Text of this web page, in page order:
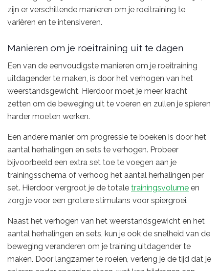
zijn er verschillende manieren om je roeitraining te
variëren en te intensiveren.
Manieren om je roeitraining uit te dagen
Een van de eenvoudigste manieren om je roeitraining
uitdagender te maken, is door het verhogen van het
weerstandsgewicht. Hierdoor moet je meer kracht
zetten om de beweging uit te voeren en zullen je spieren
harder moeten werken.
Een andere manier om progressie te boeken is door het
aantal herhalingen en sets te verhogen. Probeer
bijvoorbeeld een extra set toe te voegen aan je
trainingsschema of verhoog het aantal herhalingen per
set. Hierdoor vergroot je de totale trainingsvolume en
zorg je voor een grotere stimulans voor spiergroei.
Naast het verhogen van het weerstandsgewicht en het
aantal herhalingen en sets, kun je ook de snelheid van de
beweging veranderen om je training uitdagender te
maken. Door langzamer te roeien, verleng je de tijd dat je